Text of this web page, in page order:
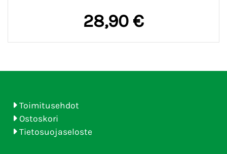
28,90 €
Toimitusehdot
Ostoskori
Tietosuojaseloste